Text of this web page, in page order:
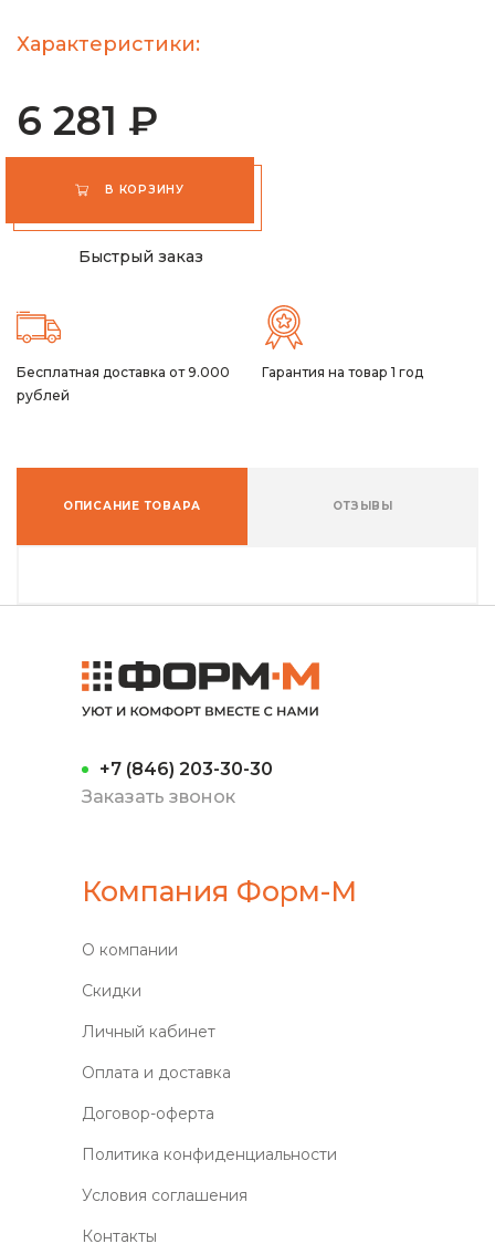
Характеристики:
6 281 ₽
В КОРЗИНУ
Быстрый заказ
Бесплатная доставка от 9.000
рублей
Гарантия на товар 1 год
ОПИСАНИЕ ТОВАРА ОТЗЫВЫ
+7 (846) 203-30-30
Заказать звонок
Компания Форм-М
О компании
Скидки
Личный кабинет
Оплата и доставка
Договор-оферта
Политика конфиденциальности
Условия соглашения
Контакты